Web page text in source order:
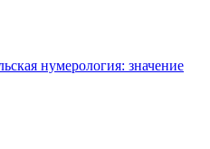
нумерология: значение